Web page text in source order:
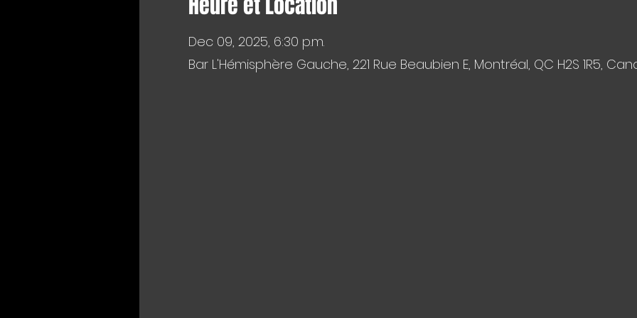
Dec 09, 2025, 6:30 p.m.
Bar L'Hémisphère Gauche, 221 Rue Beaubien E, Montréal, QC H2S 1R5,